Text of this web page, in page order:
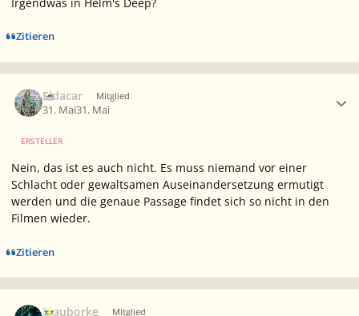
Zitieren
Eldacar Mitglied
31. Mai31. Mai
ERSTELLER
Nein, das ist es auch nicht. Es muss niemand vor einer
Schlacht oder gewaltsamen Auseinandersetzung ermutigt
werden und die genaue Passage findet sich so nicht in den
Filmen wieder.
Zitieren
Blauborke Mitglied